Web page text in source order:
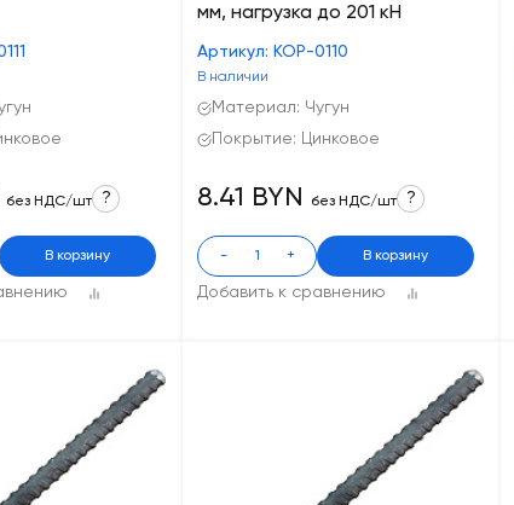
без НДС/шт ?
В корзину
мм, нагрузка до 201 кН
Артикул: КОР-0110
В наличии
Материал: Чугун
Покрытие: Цинковое
Добавить к сравнению
8.41 BYN без НДС/шт ?
- + В корзину